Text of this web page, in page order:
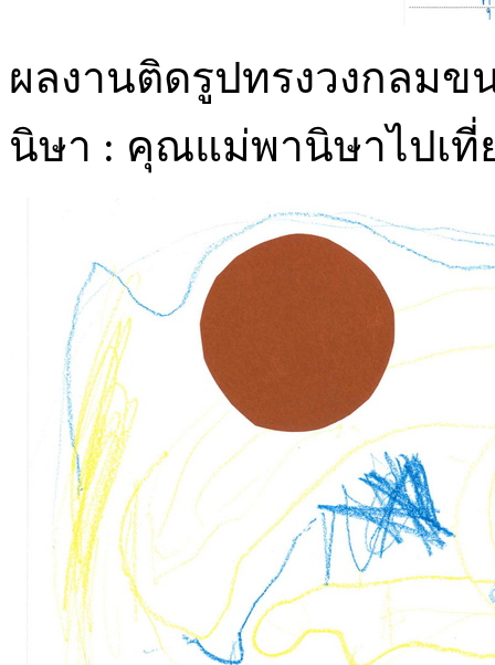
ผลงานติดรูปทรงวงกลมข
นิษา : คุณแม่พานิษาไปเที่